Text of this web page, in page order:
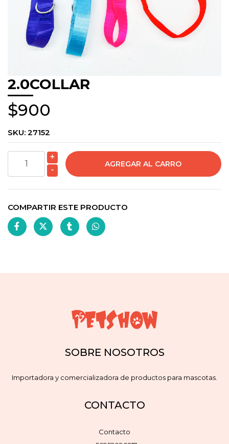
2.0COLLAR
$900
SKU: 27152
+
-
COMPARTIR ESTE PRODUCTO
SOBRE NOSOTROS
Importadora y comercializadora de productos para mascotas.
CONTACTO
Contacto